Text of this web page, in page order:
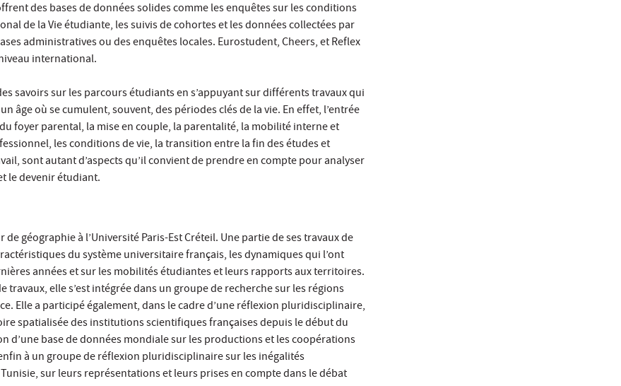
des bases de données solides comme les enquêtes sur les conditions
de la Vie étudiante, les suivis de cohortes et les données collectées par
administratives ou des enquêtes locales. Eurostudent, Cheers, et Reflex
international.
savoirs sur les parcours étudiants en s’appuyant sur différents travaux qui
âge où se cumulent, souvent, des périodes clés de la vie. En effet, l’entrée
foyer parental, la mise en couple, la parentalité, la mobilité interne et
les conditions de vie, la transition entre la fin des études et
sont autant d’aspects qu’il convient de prendre en compte pour analyser
le devenir étudiant.
de géographie à l’Université Paris-Est Créteil. Une partie de ses travaux de
du système universitaire français, les dynamiques qui l’ont
années et sur les mobilités étudiantes et leurs rapports aux territoires.
travaux, elle s’est intégrée dans un groupe de recherche sur les régions
Elle a participé également, dans le cadre d’une réflexion pluridisciplinaire,
spatialisée des institutions scientifiques françaises depuis le début du
d’une base de données mondiale sur les productions et les coopérations
à un groupe de réflexion pluridisciplinaire sur les inégalités
sur leurs représentations et leurs prises en compte dans le débat